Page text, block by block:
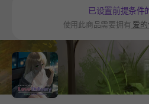
已设置前提条件
使用此商品需要拥有 爱